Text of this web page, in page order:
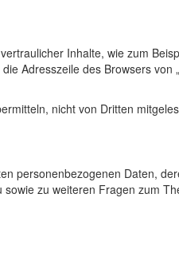
Inhalte, wie zum
Adresszeile des Browsers
nicht von Dritten
personenbezogenen Daten,
zu weiteren Fragen zum